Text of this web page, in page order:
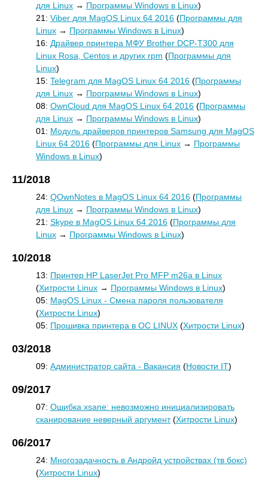
для Linux → Программы Windows в Linux)
21: Viber для MagOS Linux 64 2016 (Программы для
Linux → Программы Windows в Linux)
16: Драйвер принтера МФУ Brother DCP-T300 для
Linux Rosa, Centos и других rpm (Программы для
Linux)
15: Telegram для MagOS Linux 64 2016 (Программы
для Linux → Программы Windows в Linux)
08: OwnCloud для MagOS Linux 64 2016 (Программы
для Linux → Программы Windows в Linux)
01: Модуль драйверов принтеров Samsung для MagOS
Linux 64 2016 (Программы для Linux → Программы
Windows в Linux)
11/2018
24: QOwnNotes в MagOS Linux 64 2016 (Программы
для Linux → Программы Windows в Linux)
21: Skype в MagOS Linux 64 2016 (Программы для
Linux → Программы Windows в Linux)
10/2018
13: Принтер HP LaserJet Pro MFP m26a в Linux
(Хитрости Linux → Программы Windows в Linux)
05: MagOS Linux - Смена пароля пользователя
(Хитрости Linux)
05: Прошивка принтера в ОС LINUX (Хитрости Linux)
03/2018
09: Администратор сайта - Вакансия (Новости IT)
09/2017
07: Ошибка xsane: невозможно инициализировать
сканирование неверный аргумент (Хитрости Linux)
06/2017
24: Многозадачность в Андройд устройствах (тв бокс)
(Хитрости Linux)